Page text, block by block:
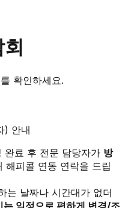
확인하세요.
) 안내
완료 후 전문 담당자가 방
해피콜 연동 연락을 드립
는 날짜나 시간대가 없더
일정으로 편하게 변경/조